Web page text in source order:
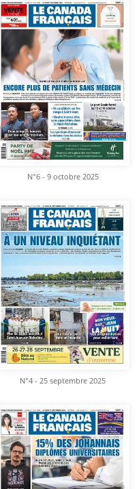
N°6 - 9 octobre 2025
N°4 - 25 septembre 2025